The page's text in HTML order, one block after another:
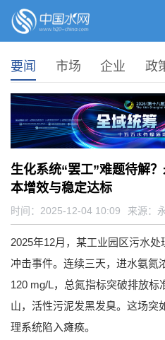
要闻 市场 企业 政
生化系统“罢工”难题待解
本增效与稳定达标
时间：2025-12-04 10:09 来源：
2025年12月，某工业园区污水
冲击事件。连续三天，进水氨氮
120 mg/L，总氮指标突破排放标
山，活性污泥发黑发臭。这场突
理系统陷入瘫痪。